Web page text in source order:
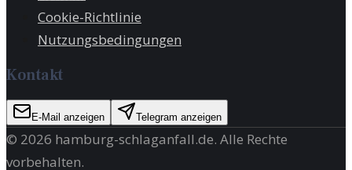
Cookie-Richtlinie
Nutzungsbedingungen
Kontakt
E-Mail anzeigen Telegram anzeigen
© 2026 hamburg-schlaganfall.de. Alle Rechte
vorbehalten.